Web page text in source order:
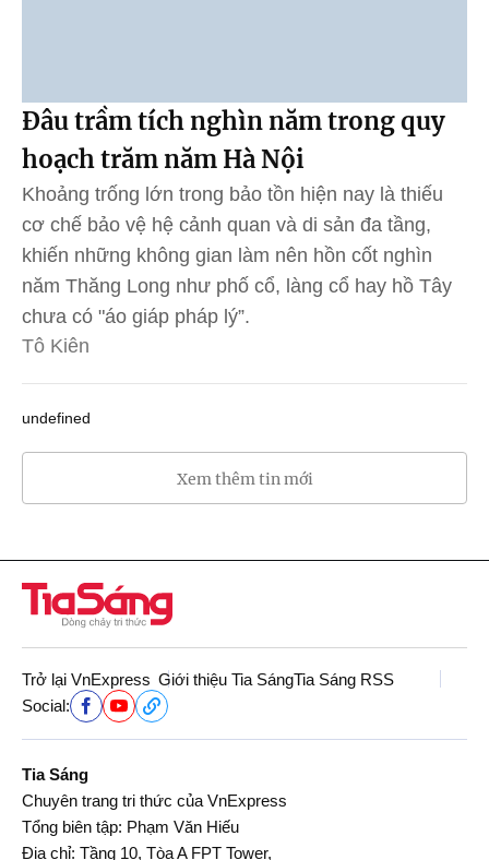
Đâu trầm tích nghìn năm trong quy
hoạch trăm năm Hà Nội
Khoảng trống lớn trong bảo tồn hiện nay là thiếu
cơ chế bảo vệ hệ cảnh quan và di sản đa tầng,
khiến những không gian làm nên hồn cốt nghìn
năm Thăng Long như phố cổ, làng cổ hay hồ Tây
chưa có "áo giáp pháp lý”.
Tô Kiên
undefined
Xem thêm tin mới
Trở lại VnExpress Giới thiệu Tia SángTia Sáng RSS
Social:
Tia Sáng
Chuyên trang tri thức của VnExpress
Tổng biên tập: Phạm Văn Hiếu
Địa chỉ: Tầng 10, Tòa A FPT Tower,